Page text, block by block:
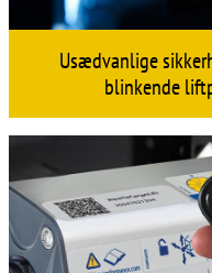
Usædvanlige
blinkende